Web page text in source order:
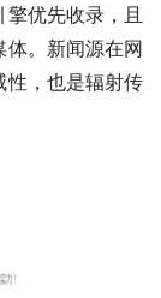
优先收录，且
。新闻源在网
性，也是辐射传